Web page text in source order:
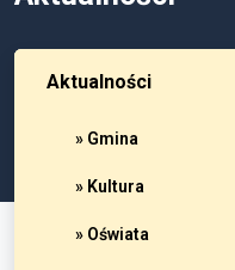
Aktualności
» Gmina
» Kultura
» Oświata